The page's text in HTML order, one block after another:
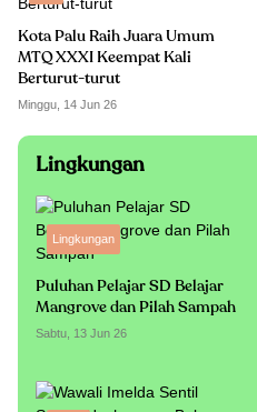
Kota Palu Raih Juara Umum
MTQ XXXI Keempat Kali
Berturut-turut
Minggu, 14 Jun 26
Lingkungan
Lingkungan
Puluhan Pelajar SD Belajar
Mangrove dan Pilah Sampah
Sabtu, 13 Jun 26